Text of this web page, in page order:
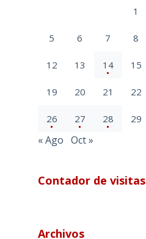
1
5 6 7 8
12 13 14 15
19 20 21 22
26 27 28 29
« Ago Oct »
Contador de visitas
Archivos